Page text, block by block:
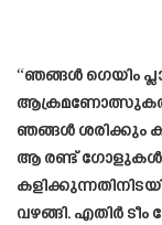
“ഞങ്ങൾ ഗെയിം
ഞങ്ങൾ ശരിക്കും
ആ രണ്ട് ഗോളുകൾ
വഴങ്ങി. എതിർ